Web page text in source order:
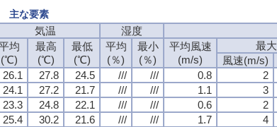
主な要素
気温 湿度
均
(℃)
最高
(℃)
最低
(℃)
平均
(％)
最小
(％)
平均風速
(m/s)
最大
風速(m/s)
26.1 27.8 24.5 /// /// 0.8 2
24.1 27.2 21.7 /// /// 1.1 3
23.3 24.8 22.1 /// /// 0.6 2
25.4 30.2 21.6 /// /// 1.7 4